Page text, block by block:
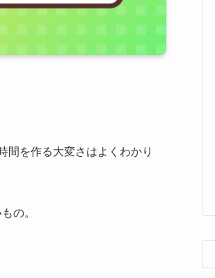
間を作る大変さはよくわかり
の。